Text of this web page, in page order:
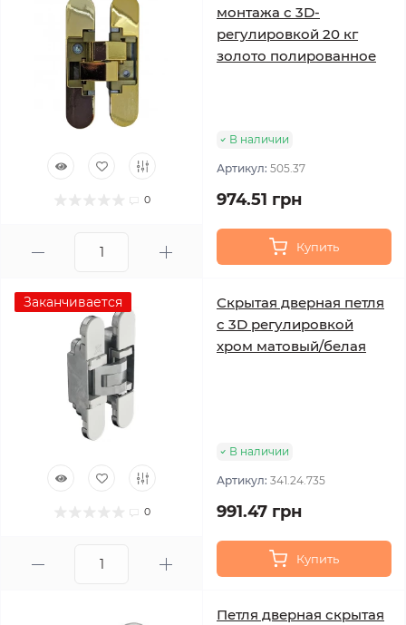
0
монтажа с 3D-
регулировкой 20 кг
золото полированное
В наличии
Артикул: 505.37
974.51 грн
Купить
Заканчивается
0
Скрытая дверная петля
с 3D регулировкой
хром матовый/белая
В наличии
Артикул: 341.24.735
991.47 грн
Купить
Петля дверная скрытая